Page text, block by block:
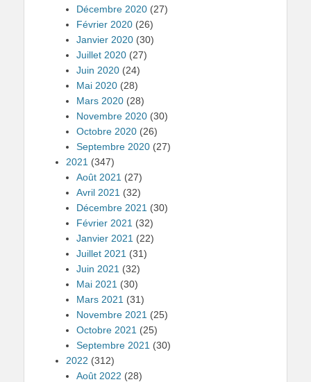
Décembre 2020 (27)
Février 2020 (26)
Janvier 2020 (30)
Juillet 2020 (27)
Juin 2020 (24)
Mai 2020 (28)
Mars 2020 (28)
Novembre 2020 (30)
Octobre 2020 (26)
Septembre 2020 (27)
2021 (347)
Août 2021 (27)
Avril 2021 (32)
Décembre 2021 (30)
Février 2021 (32)
Janvier 2021 (22)
Juillet 2021 (31)
Juin 2021 (32)
Mai 2021 (30)
Mars 2021 (31)
Novembre 2021 (25)
Octobre 2021 (25)
Septembre 2021 (30)
2022 (312)
Août 2022 (28)